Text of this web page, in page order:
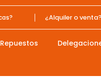
¿Alquiler o venta?
Repuestos